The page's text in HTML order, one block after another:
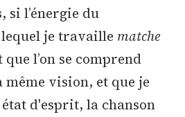
si l’énergie du
je travaille matche
l’on se comprend
même vision, et que je
d'esprit, la chanson